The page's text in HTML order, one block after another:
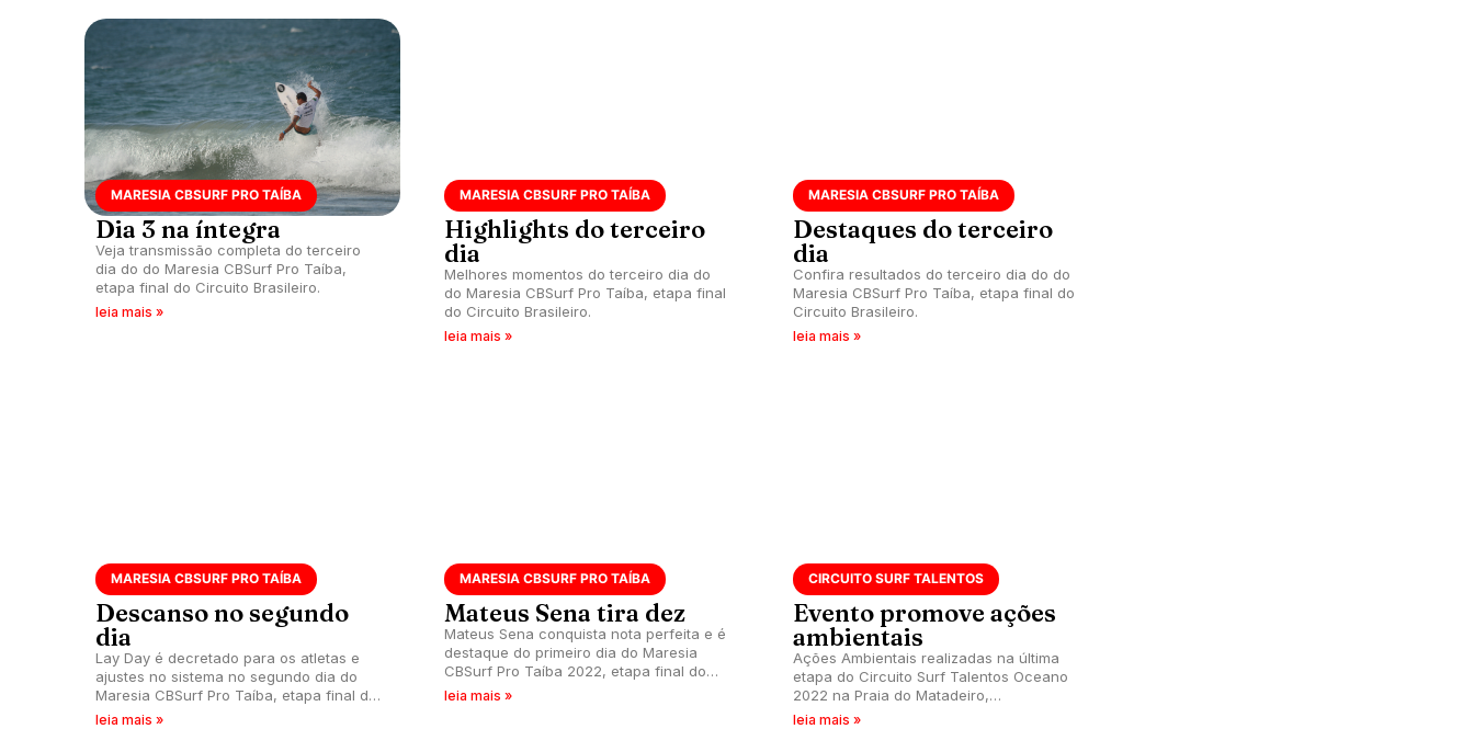
MARESIA CBSURF PRO TAÍBA
Dia 3 na íntegra
Veja transmissão completa do terceiro
dia do do Maresia CBSurf Pro Taíba,
etapa final do Circuito Brasileiro.
leia mais »
MARESIA CBSURF PRO TAÍBA
Highlights do terceiro
dia
Melhores momentos do terceiro dia do
do Maresia CBSurf Pro Taíba, etapa final
do Circuito Brasileiro.
leia mais »
MARESIA CBSURF PRO TAÍBA
Destaques do terceiro
dia
Confira resultados do terceiro dia do do
Maresia CBSurf Pro Taíba, etapa final do
Circuito Brasileiro.
leia mais »
MARESIA CBSURF PRO TAÍBA
Descanso no segundo
dia
Lay Day é decretado para os atletas e
ajustes no sistema no segundo dia do
Maresia CBSurf Pro Taíba, etapa final do
Circuito Brasileiro.
leia mais »
MARESIA CBSURF PRO TAÍBA
Mateus Sena tira dez
Mateus Sena conquista nota perfeita e é
destaque do primeiro dia do Maresia
CBSurf Pro Taíba 2022, etapa final do
Circuito Brasileiro.
leia mais »
CIRCUITO SURF TALENTOS
Evento promove ações
ambientais
Ações Ambientais realizadas na última
etapa do Circuito Surf Talentos Oceano
2022 na Praia do Matadeiro,
Florianópolis(SC).
leia mais »